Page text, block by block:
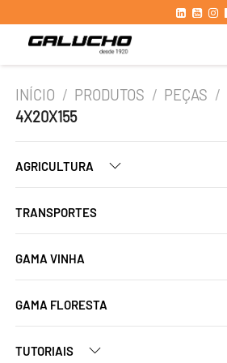
INÍCIO / PRODUTOS / PEÇAS /
4X20X155
AGRICULTURA
TRANSPORTES
GAMA VINHA
GAMA FLORESTA
TUTORIAIS